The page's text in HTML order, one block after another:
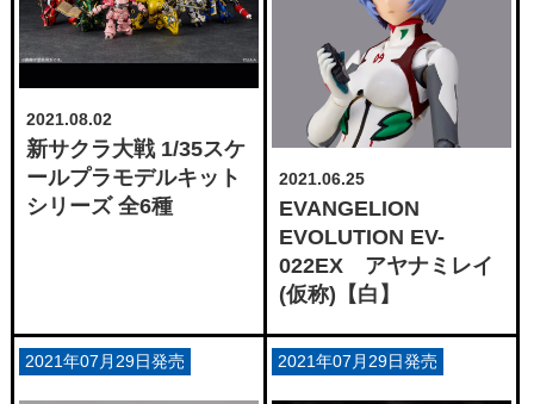
2021.08.02
新サクラ大戦 1/35スケ
ールプラモデルキット
シリーズ 全6種
2021.06.25
EVANGELION
EVOLUTION EV-
022EX アヤナミレイ
(仮称)【白】
2021年07月29日発売 2021年07月29日発売